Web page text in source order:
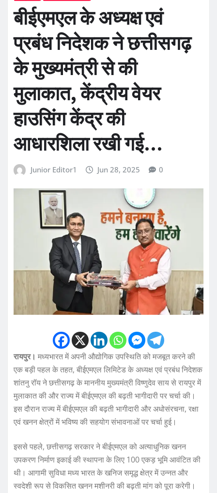
बीईएमएल के अध्यक्ष एवं
प्रबंध निदेशक ने छत्तीसगढ़
के मुख्यमंत्री से की
मुलाकात, केंद्रीय वेयर
हाउसिंग केंद्र की
आधारशिला रखी गई…
Junior Editor1 Jun 28, 2025 0
रायपुर। मध्यभारत में अपनी औद्योगिक उपस्थिति को मजबूत करने की
एक बड़ी पहल के तहत, बीईएमएल लिमिटेड के अध्यक्ष एवं प्रबंध निदेशक
शांतनु रॉय ने छत्तीसगढ़ के माननीय मुख्यमंत्री विष्णुदेव साय से रायपुर में
मुलाकात की और राज्य में बीईएमएल की बढ़ती भागीदारी पर चर्चा की।
इस दौरान राज्य में बीईएमएल की बढ़ती भागीदारी और अधोसंरचना, रक्षा
एवं खनन क्षेत्रों में भविष्य की सहयोग संभावनाओं पर चर्चा हुई।
इससे पहले, छत्तीसगढ़ सरकार ने बीईएमएल को अत्याधुनिक खनन
उपकरण निर्माण इकाई की स्थापना के लिए 100 एकड़ भूमि आवंटित की
थी। आगामी सुविधा मध्य भारत के खनिज समृद्ध क्षेत्र में उन्नत और
स्वदेशी रूप से विकसित खनन मशीनरी की बढ़ती मांग को पूरा करेगी।